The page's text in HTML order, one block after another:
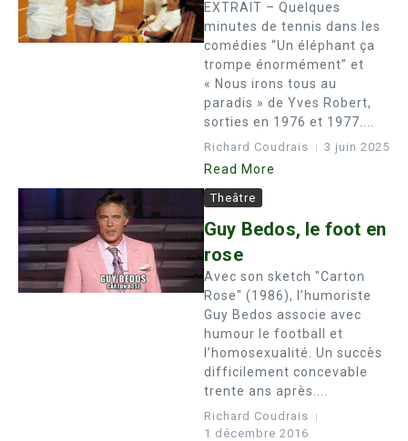
EXTRAIT – Quelques
minutes de tennis dans les
comédies “Un éléphant ça
trompe énormément” et
« Nous irons tous au
paradis » de Yves Robert,
sorties en 1976 et 1977....
Richard Coudrais 3 juin 2025
Read More
Theâtre
Guy Bedos, le foot en
rose
Avec son sketch "Carton
Rose" (1986), l’humoriste
Guy Bedos associe avec
humour le football et
l’homosexualité. Un succès
difficilement concevable
trente ans après....
Richard Coudrais
1 décembre 2016